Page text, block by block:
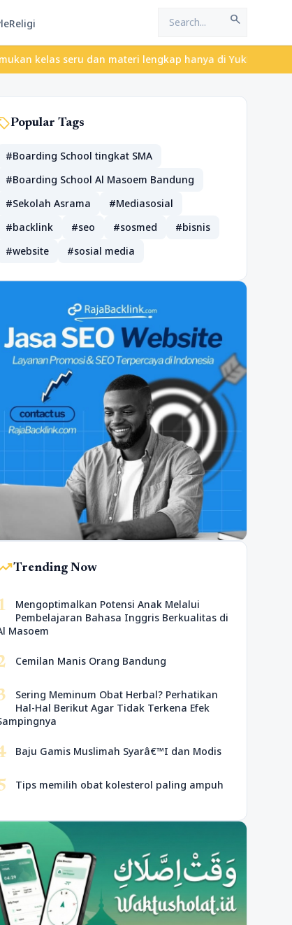
Religi search
seru dan materi lengkap hanya di YukBelajar.com.
Popular Tags
#Boarding School tingkat SMA
#Boarding School Al Masoem Bandung
#Sekolah Asrama
#Mediasosial
#backlink
#seo #sosmed
#bisnis
#website
#sosial media
Trending Now
Mengoptimalkan Potensi Anak Melalui
Pembelajaran Bahasa Inggris Berkualitas di
Masoem
Cemilan Manis Orang Bandung
Sering Meminum Obat Herbal? Perhatikan
Hal-Hal Berikut Agar Tidak Terkena Efek
Baju Gamis Muslimah Syarâ€™I dan Modis
Tips memilih obat kolesterol paling ampuh